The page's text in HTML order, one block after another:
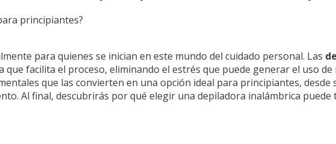
para quienes se inician en este mundo del cuidado personal. Las
facilita el proceso, eliminando el estrés que puede generar el uso
que las convierten en una opción ideal para principiantes, desde
Al final, descubrirás por qué elegir una depiladora inalámbrica